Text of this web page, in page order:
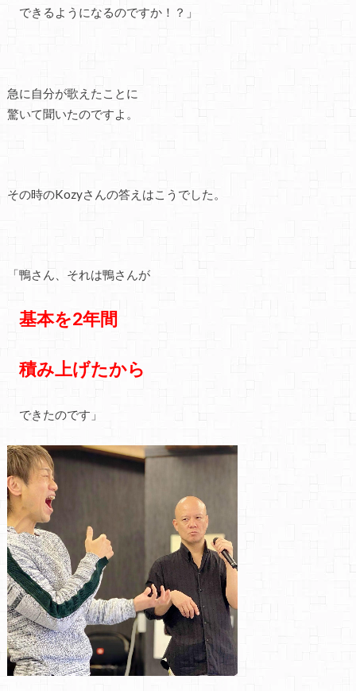
できるようになるのですか！？」
急に自分が歌えたことに
驚いて聞いたのですよ。
その時のKozyさんの答えはこうでした。
「鴨さん、それは鴨さんが
基本を2年間
積み上げたから
できたのです」